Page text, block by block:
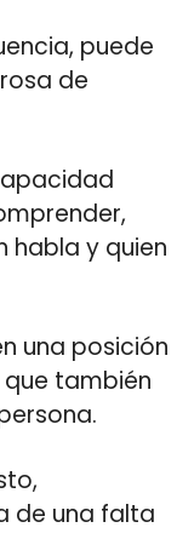
puede
de
habla y quien
una posición
que también
de una falta